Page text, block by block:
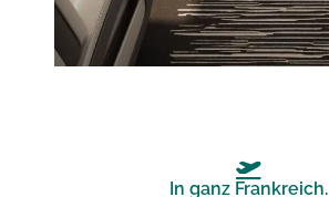
In ganz Frankreich.